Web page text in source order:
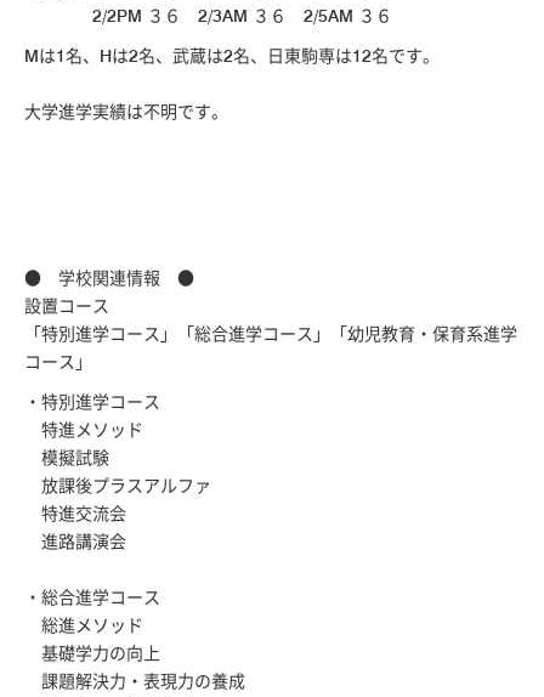
2/2PM ３６ 2/3AM ３６ 2/5AM ３６
Mは1名、Hは2名、武蔵は2名、日東駒専は12名です。
大学進学実績は不明です。
● 学校関連情報 ●
設置コース
「特別進学コース」「総合進学コース」「幼児教育・保育系進学
コース」
・特別進学コース
特進メソッド
模擬試験
放課後プラスアルファ
特進交流会
進路講演会
・総合進学コース
総進メソッド
基礎学力の向上
課題解決力・表現力の養成